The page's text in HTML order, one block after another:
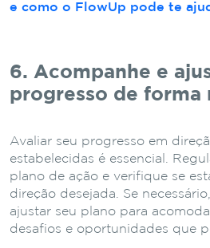
e como o FlowUp pode te
6. Acompanhe e
progresso de forma
Avaliar seu progresso em
estabelecidas é essencial.
plano de ação e verifique se
direção desejada. Se
ajustar seu plano para
desafios e oportunidades que